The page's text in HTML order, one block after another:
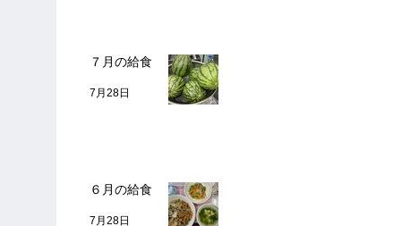
７月の給食
7月28日
６月の給食
7月28日